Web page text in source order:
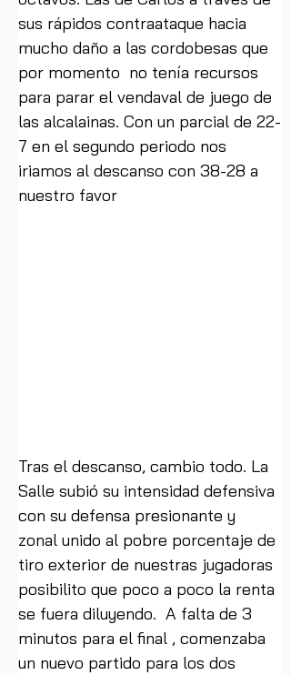
sus rápidos contraataque hacia
mucho daño a las cordobesas que
por momento  no tenía recursos
para parar el vendaval de juego de
las alcalainas. Con un parcial de 22-
7 en el segundo periodo nos
iriamos al descanso con 38-28 a
nuestro favor
Tras el descanso, cambio todo. La
Salle subió su intensidad defensiva
con su defensa presionante y
zonal unido al pobre porcentaje de
tiro exterior de nuestras jugadoras
posibilito que poco a poco la renta
se fuera diluyendo.  A falta de 3
minutos para el final , comenzaba
un nuevo partido para los dos